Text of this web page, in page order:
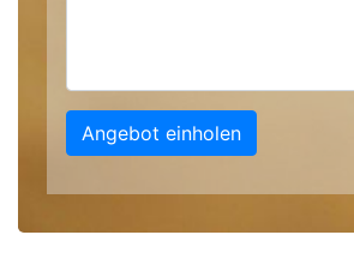
Angebot einholen